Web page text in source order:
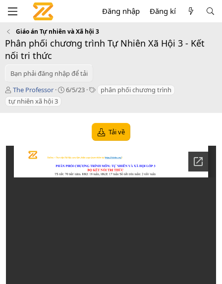
Đăng nhập Đăng kí
Giáo án Tự nhiên và Xã hội 3
Phân phối chương trình Tự Nhiên Xã Hội 3 - Kết
nối tri thức
Bạn phải đăng nhập để tải
T
á
c
The Professor
C
d
a
t
6/5/23
T phân phối chương trình
tự nhiên xã hội 3
Tải về